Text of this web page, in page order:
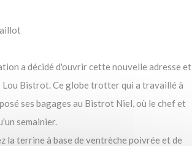
a décidé d'ouvrir cette nouvelle adresse et
Lou Bistrot. Ce globe trotter qui a travaillé à
ses bagages au Bistrot Niel, où le chef et
semainier.
la terrine à base de ventrèche poivrée et de